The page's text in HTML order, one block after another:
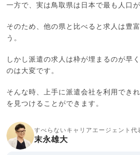
一方で、実は鳥取県は日本で最も人口
そのため、他の県と比べると求人は豊
う。
しかし派遣の求人は枠が埋まるのが早
のは大変です。
そんな時、上手に派遣会社を利用でき
を見つけることができます。
すべらないキャリアエージェント代
末永雄大